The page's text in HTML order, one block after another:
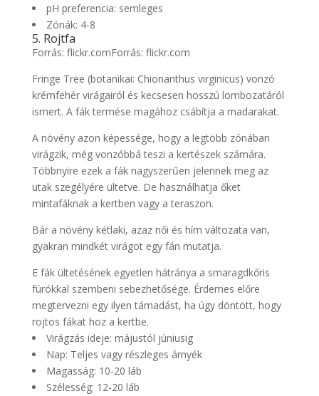
pH preferencia: semleges
Zónák: 4-8
5. Rojtfa
Forrás: flickr.comForrás: flickr.com
Fringe Tree (botanikai: Chionanthus virginicus) vonzó
krémfehér virágairól és kecsesen hosszú lombozatáról
ismert. A fák termése magához csábítja a madarakat.
A növény azon képessége, hogy a legtöbb zónában
virágzik, még vonzóbbá teszi a kertészek számára.
Többnyire ezek a fák nagyszerűen jelennek meg az
utak szegélyére ültetve. De használhatja őket
mintafáknak a kertben vagy a teraszon.
Bár a növény kétlaki, azaz női és hím változata van,
gyakran mindkét virágot egy fán mutatja.
E fák ültetésének egyetlen hátránya a smaragdkőris
fúrókkal szembeni sebezhetősége. Érdemes előre
megtervezni egy ilyen támadást, ha úgy döntött, hogy
rojtos fákat hoz a kertbe.
Virágzás ideje: májustól júniusig
Nap: Teljes vagy részleges árnyék
Magasság: 10-20 láb
Szélesség: 12-20 láb